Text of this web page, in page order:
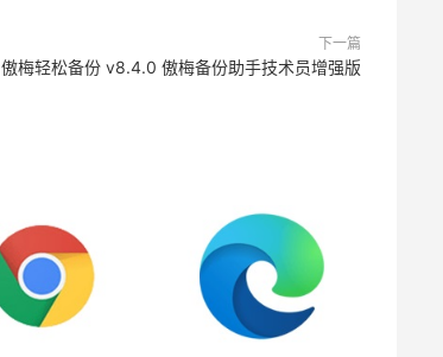
下一篇
傲梅轻松备份 v8.4.0 傲梅备份助手技术员增强版